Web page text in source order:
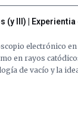
(y III) |
electrónico en
en rayos
de vacío y la